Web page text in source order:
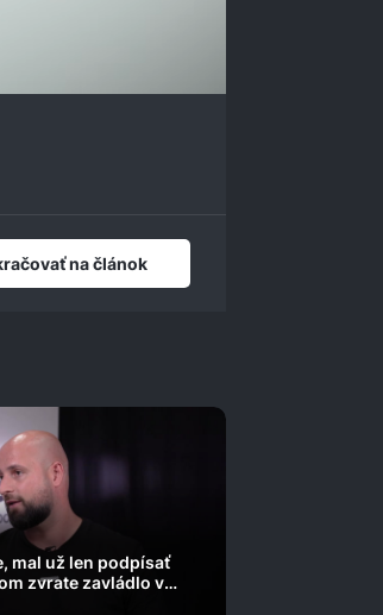
na článok
mal už len podpísať
zvrate zavládlo v